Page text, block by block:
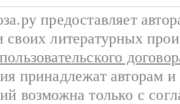
предоставляет
своих литературных
пользовательского
принадлежат авторам
возможна только с